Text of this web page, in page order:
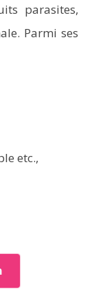
parasites,
Parmi ses
etc.,